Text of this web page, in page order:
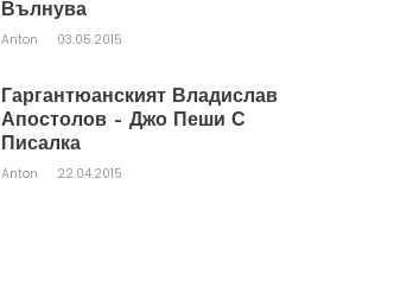
Вълнува
Anton 03.05.2015
Гаргантюанският Владислав
Апостолов – Джо Пеши С
Писалка
Anton 22.04.2015